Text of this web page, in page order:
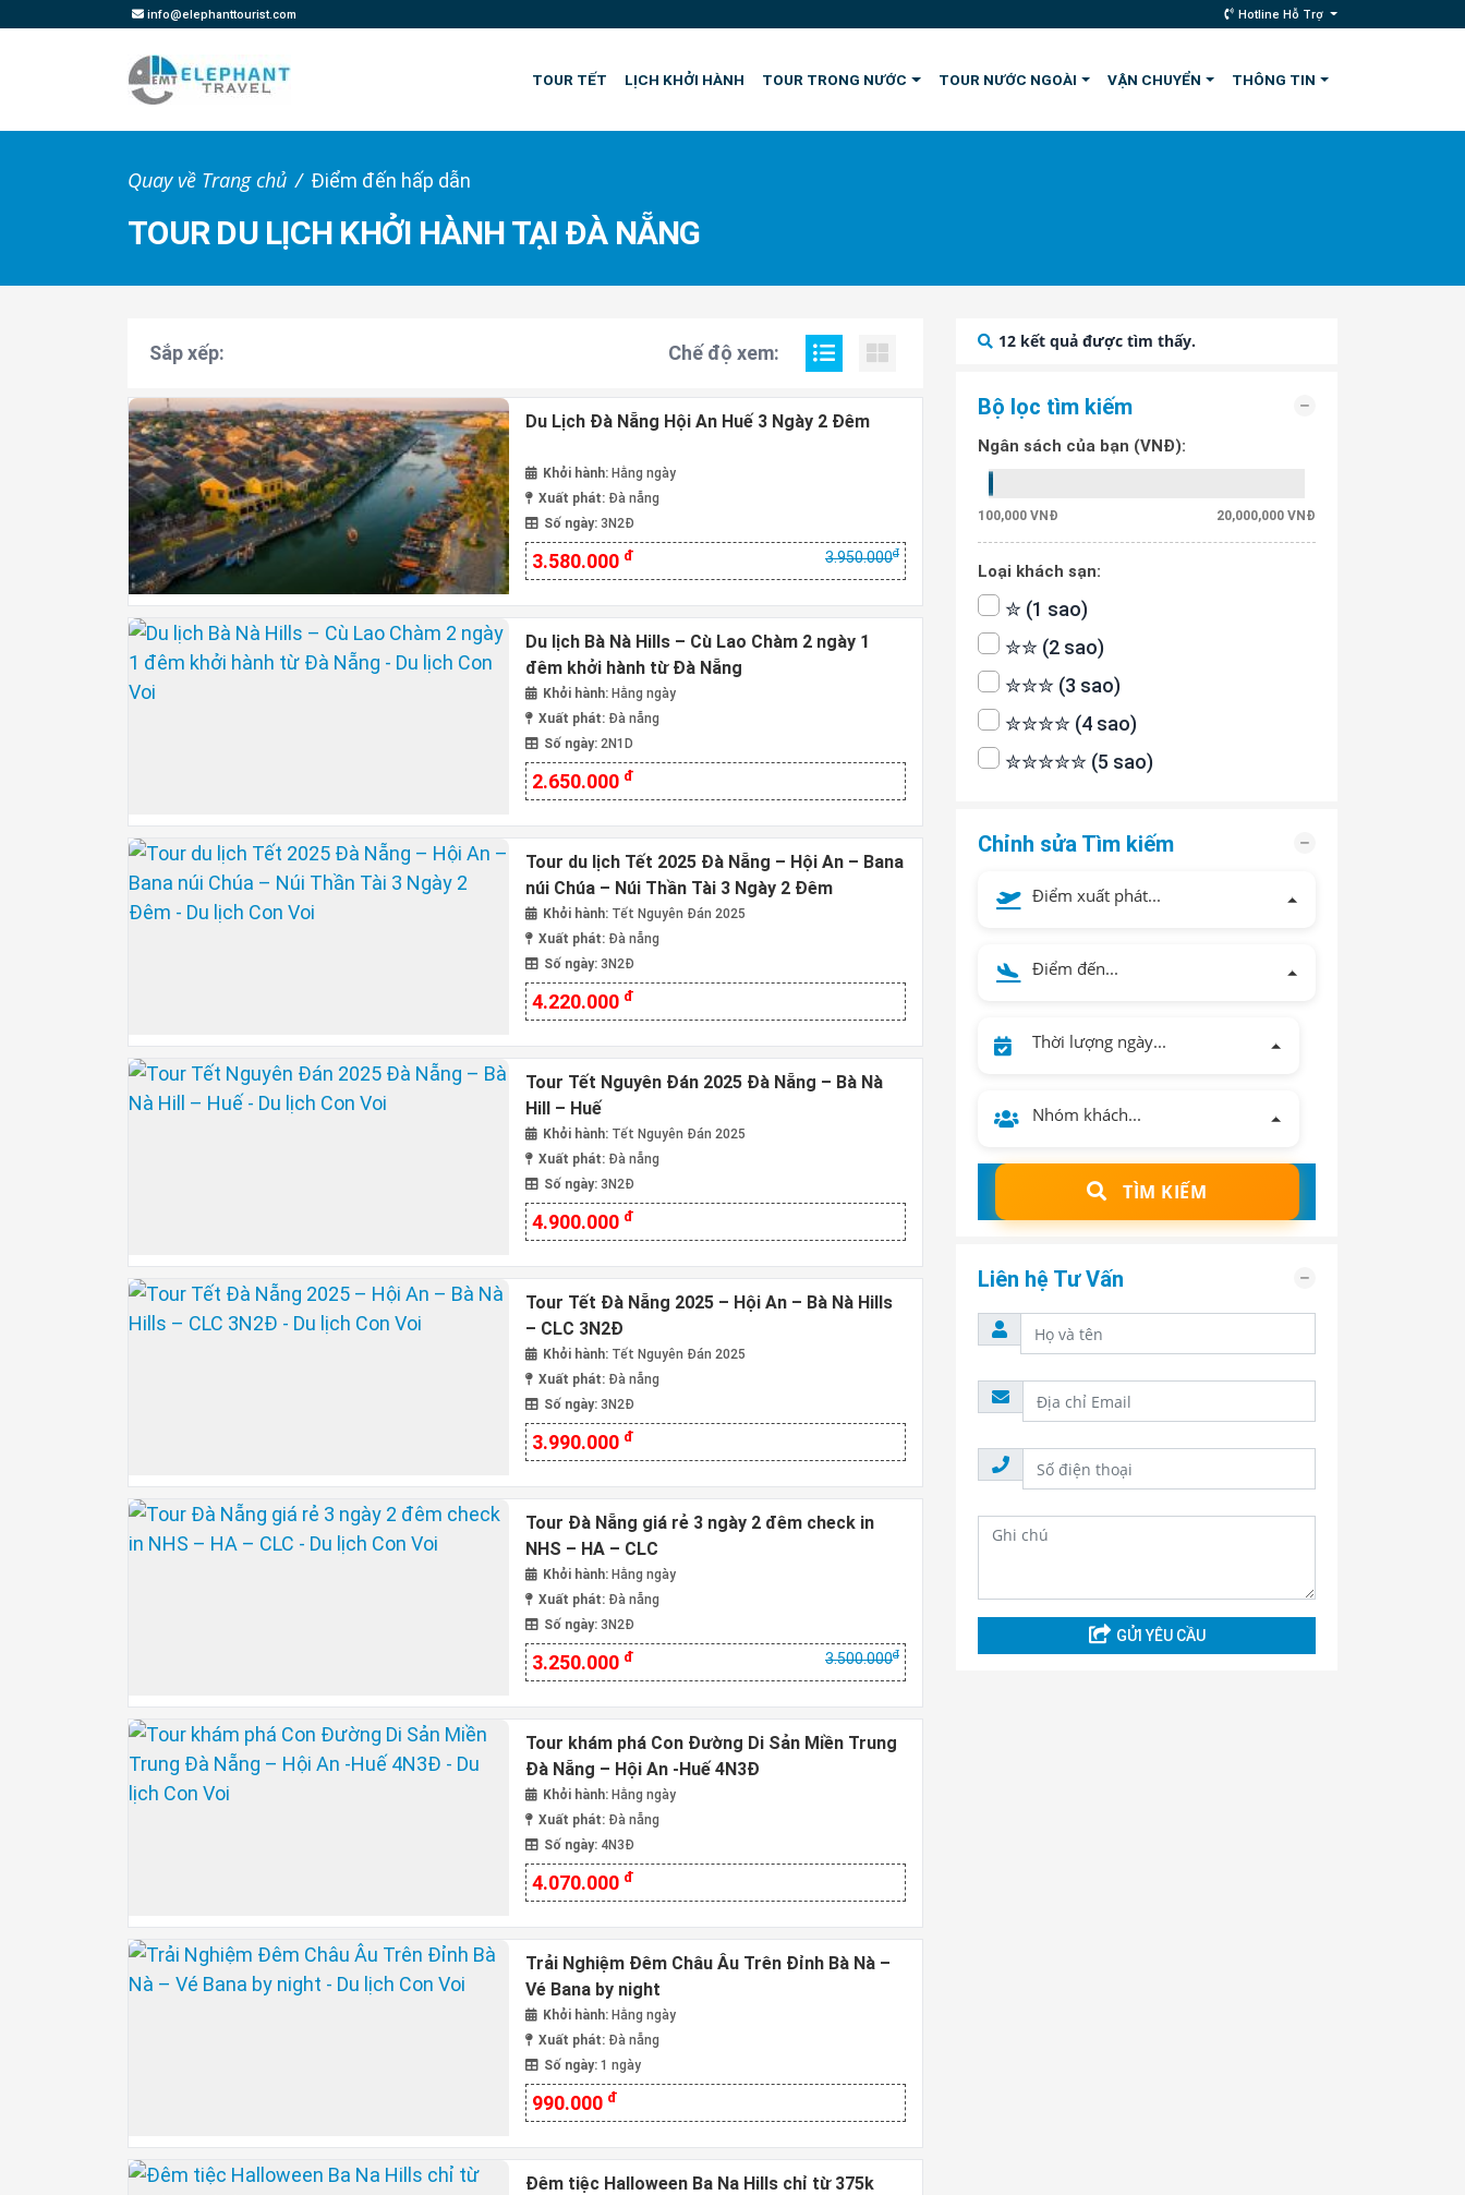
info@elephanttourist.com Hotline Hỗ Trợ
TOUR TẾT LỊCH KHỞI HÀNH TOUR TRONG NƯỚC TOUR NƯỚC NGOÀI VẬN CHUYỂN THÔNG TIN
Quay về Trang chủ Điểm đến hấp dẫn
TOUR DU LỊCH KHỞI HÀNH TẠI ĐÀ NẴNG
Sắp xếp: Chế độ xem:
Du Lịch Đà Nẵng Hội An Huế 3 Ngày 2 Đêm
Khởi hành: Hằng ngày
Xuất phát: Đà nẵng
Số ngày: 3N2Đ
3.580.000 đ 3.950.000đ
Du lịch Bà Nà Hills – Cù Lao Chàm 2 ngày 1
đêm khởi hành từ Đà Nẵng
Khởi hành: Hằng ngày
Xuất phát: Đà nẵng
Số ngày: 2N1D
2.650.000 đ
Tour du lịch Tết 2025 Đà Nẵng – Hội An – Bana
núi Chúa – Núi Thần Tài 3 Ngày 2 Đêm
Khởi hành: Tết Nguyên Đán 2025
Xuất phát: Đà nẵng
Số ngày: 3N2Đ
4.220.000 đ
Tour Tết Nguyên Đán 2025 Đà Nẵng – Bà Nà
Hill – Huế
Khởi hành: Tết Nguyên Đán 2025
Xuất phát: Đà nẵng
Số ngày: 3N2Đ
4.900.000 đ
Tour Tết Đà Nẵng 2025 – Hội An – Bà Nà Hills
– CLC 3N2Đ
Khởi hành: Tết Nguyên Đán 2025
Xuất phát: Đà nẵng
Số ngày: 3N2Đ
3.990.000 đ
Tour Đà Nẵng giá rẻ 3 ngày 2 đêm check in
NHS – HA – CLC
Khởi hành: Hằng ngày
Xuất phát: Đà nẵng
Số ngày: 3N2Đ
3.250.000 đ 3.500.000đ
Tour khám phá Con Đường Di Sản Miền Trung
Đà Nẵng – Hội An -Huế 4N3Đ
Khởi hành: Hằng ngày
Xuất phát: Đà nẵng
Số ngày: 4N3Đ
4.070.000 đ
Trải Nghiệm Đêm Châu Âu Trên Đỉnh Bà Nà –
Vé Bana by night
Khởi hành: Hằng ngày
Xuất phát: Đà nẵng
Số ngày: 1 ngày
990.000 đ
Đêm tiệc Halloween Ba Na Hills chỉ từ 375k
12 kết quả được tìm thấy.
Bộ lọc tìm kiếm
Ngân sách của bạn (VNĐ):
100,000 VNĐ 20,000,000 VNĐ
Loại khách sạn:
✮ (1 sao)
✮✮ (2 sao)
✮✮✮ (3 sao)
✮✮✮✮ (4 sao)
✮✮✮✮✮ (5 sao)
Chỉnh sửa Tìm kiếm
Điểm xuất phát...
Điểm đến...
Thời lượng ngày...
Nhóm khách...
TÌM KIẾM
Liên hệ Tư Vấn